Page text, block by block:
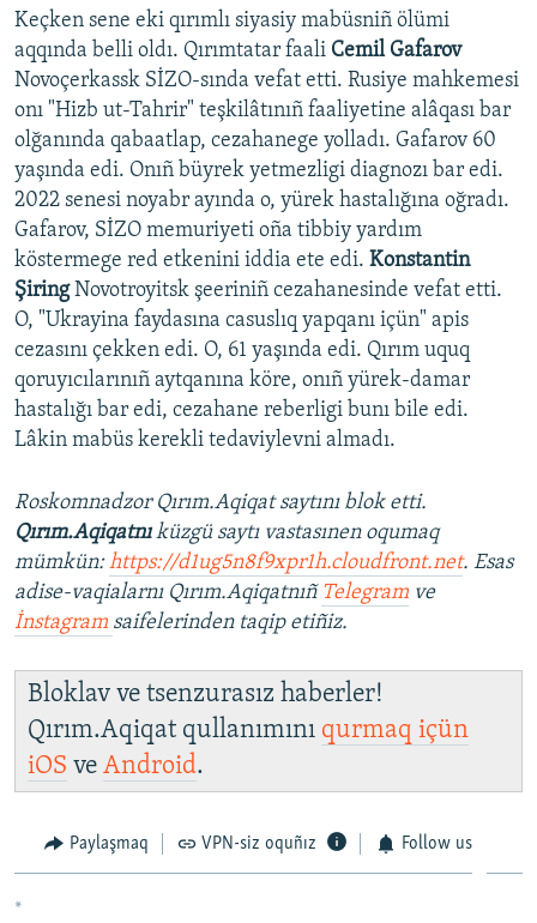
v
i
o
u
s
s
l
i
d
e
t
s
l
i
d
e
Keçken sene eki qırımlı siyasiy mabüsniñ ölümi
aqqında belli oldı. Qırımtatar faali Cemil Gafarov
Novoçerkassk SİZO-sında vefat etti. Rusiye mahkemesi
onı "Hizb ut-Tahrir" teşkilâtınıñ faaliyetine alâqası bar
olğanında qabaatlap, cezahanege yolladı. Gafarov 60
yaşında edi. Onıñ büyrek yetmezligi diagnozı bar edi.
2022 senesi noyabr ayında o, yürek hastalığına oğradı.
Gafarov, SİZO memuriyeti oña tibbiy yardım
köstermege red etkenini iddia ete edi. Konstantin
ŞiringNovotroyitsk şeeriniñ cezahanesinde vefat etti.
O, "Ukrayina faydasına casuslıq yapqanı içün" apis
cezasını çekken edi. O, 61 yaşında edi. Qırım uquq
qoruyıcılarınıñ aytqanına köre, onıñ yürek-damar
hastalığı bar edi, cezahane reberligi bunı bile edi.
Lâkin mabüs kerekli tedaviylevni almadı.
Roskomnadzor Qırım.Aqiqat saytını blok etti.
Qırım.Aqiqatnıküzgü saytı vastasınen oqumaq
mümkün:https://d1ug5n8f9xpr1h.cloudfront.net. Esas
adise-vaqialarnı Qırım.Aqiqatnıñ Telegram ve
İnstagram saifelerinden taqip etiñiz.
Bloklav ve tsenzurasız haberler!
Qırım.Aqiqat qullanımını qurmaq içün
iOS ve Android.
Paylaşmaq VPN-siz oquñız Follow us
*